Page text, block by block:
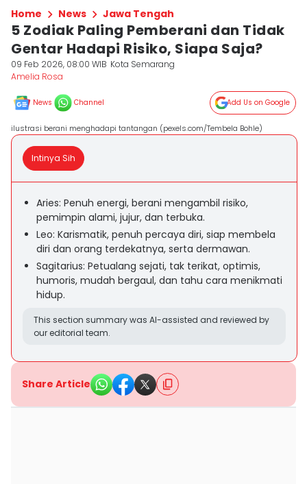
Home News Jawa Tengah
5 Zodiak Paling Pemberani dan Tidak
Gentar Hadapi Risiko, Siapa Saja?
09 Feb 2026, 08:00 WIB Kota Semarang
Amelia Rosa
News Channel Add Us on Google
ilustrasi berani menghadapi tantangan (pexels.com/Tembela Bohle)
Intinya Sih
Aries: Penuh energi, berani mengambil risiko,
pemimpin alami, jujur, dan terbuka.
Leo: Karismatik, penuh percaya diri, siap membela
diri dan orang terdekatnya, serta dermawan.
Sagitarius: Petualang sejati, tak terikat, optimis,
humoris, mudah bergaul, dan tahu cara menikmati
hidup.
This section summary was AI-assisted and reviewed by
our editorial team.
Share Article